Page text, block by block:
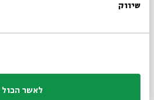
שיווק
לאשר הכול
סיפורי ״צמח צדיק״ מאת
פרופ' ורד טוהר